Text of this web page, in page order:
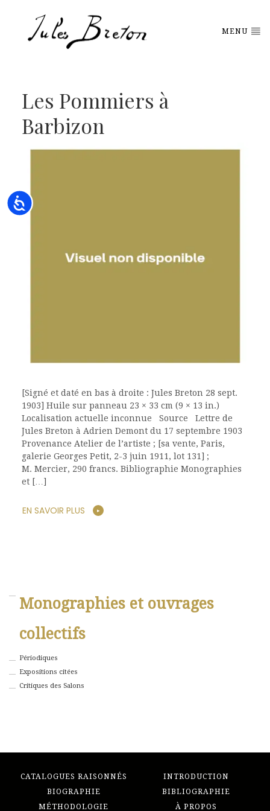
Accessibility
MENU
Les Pommiers à
Barbizon
[Signé et daté en bas à droite : Jules Breton 28 sept.
1903] Huile sur panneau 23 × 33 cm (9 × 13 in.)
Localisation actuelle inconnue Source Lettre de
Jules Breton à Adrien Demont du 17 septembre 1903
Provenance Atelier de l’artiste ; [sa vente, Paris,
galerie Georges Petit, 2-3 juin 1911, lot 131] ;
M. Mercier, 290 francs. Bibliographie Monographies
et […]
EN SAVOIR PLUS
Monographies et ouvrages
collectifs
Périodiques
Expositions citées
Critiques des Salons
CATALOGUES RAISONNÉS
INTRODUCTION
BIOGRAPHIE
BIBLIOGRAPHIE
MÉTHODOLOGIE
À PROPOS